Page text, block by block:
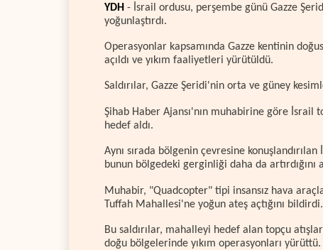
YDH - İsrail ordusu, perşembe günü Gazze
yoğunlaştırdı.
Operasyonlar kapsamında Gazze kentinin
açıldı ve yıkım faaliyetleri yürütüldü.
Saldırılar, Gazze Şeridi'nin orta ve güney
Şihab Haber Ajansı'nın muhabirine göre
hedef aldı.
Aynı sırada bölgenin çevresine
bunun bölgedeki gerginliği daha da artırdığını
Muhabir, "Quadcopter" tipi insansız hava
Tuffah Mahallesi'ne yoğun ateş açtığını bildirdi.
Bu saldırılar, mahalleyi hedef alan topçu
doğu bölgelerinde yıkım operasyonları yürüttü.